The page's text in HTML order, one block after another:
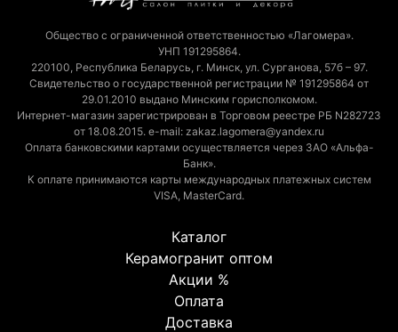
Общество с ограниченной ответственностью «Лагомера».
УНП 191295864.
220100, Республика Беларусь, г. Минск, ул. Сурганова, 57б – 97.
Свидетельство о государственной регистрации № 191295864 от
29.01.2010 выдано Минским горисполкомом.
Интернет-магазин зарегистрирован в Торговом реестре РБ N282723
от 18.08.2015. e-mail: zakaz.lagomera@yandex.ru
Оплата банковскими картами осуществляется через ЗАО «Альфа-
Банк».
К оплате принимаются карты международных платежных систем
VISA, MasterCard.
Каталог
Керамогранит оптом
Акции %
Оплата
Доставка